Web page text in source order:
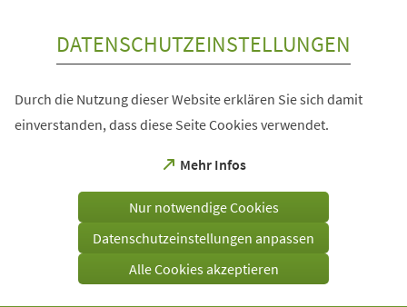
DATENSCHUTZEINSTELLUNGEN
Durch die Nutzung dieser Website erklären Sie sich damit
einverstanden, dass diese Seite Cookies verwendet.
Mehr Infos
(Öffnet
einem
Tab)
Nur notwendige Cookies
Datenschutzeinstellungen anpassen
Alle Cookies akzeptieren